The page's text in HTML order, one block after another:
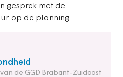
gesprek met de
op de planning.
de GGD Brabant-Zuidoost